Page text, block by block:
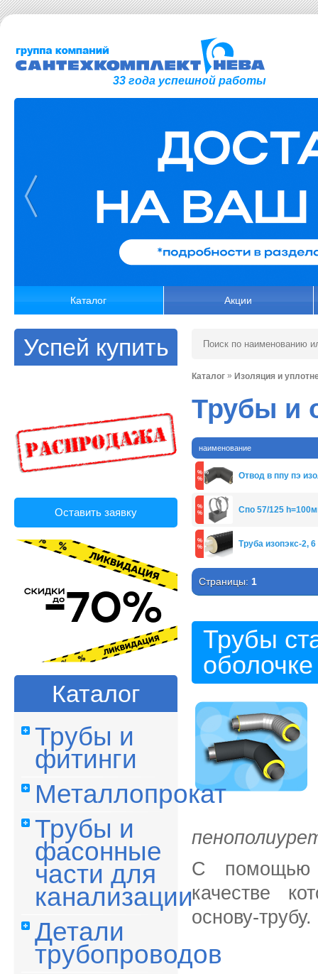
33 года успешной работы
Каталог Акции
Успей купить
Оставить заявку
Каталог
Трубы и
фитинги
Металлопрокат
Трубы и
фасонные
части для
канализации
Детали
трубопроводов
Каталог » Изоляция и
Трубы и
наименование
Отвод в ппу пэ
Спо 57/125
Труба изопэкс-2,
Страницы: 1
Трубы
оболочке
С помощью
качестве
основу-трубу.